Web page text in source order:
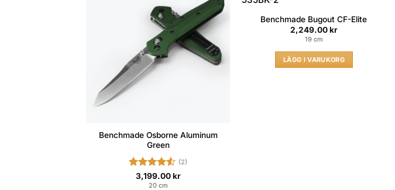
Benchmade Osborne Aluminum
Green
Betygsatt
av 5
(2)
3,199.00kr
20 cm
Benchmade Bugout CF-Elite
2,249.00kr
19 cm
LÄGG I VARUKORG